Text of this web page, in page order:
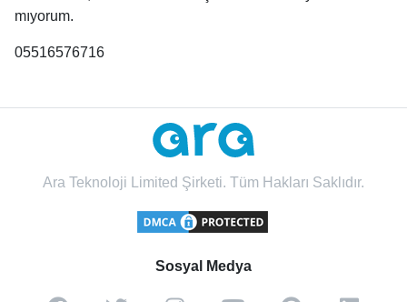
mıyorum.
05516576716
Ara Teknoloji Limited Şirketi. Tüm Hakları Saklıdır.
Sosyal Medya